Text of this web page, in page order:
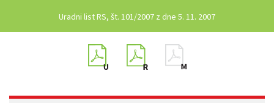
Uradni list RS, št. 101/2007 z dne 5. 11. 2007